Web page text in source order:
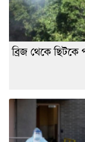
ব্রিজ থেকে